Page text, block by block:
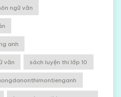
ngữ văn
anh
văn sách luyện thi lớp 10